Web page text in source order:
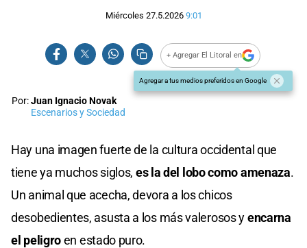
Miércoles 27.5.2026 9:01
+ Agregar El Litoral en
Agregar a tus medios preferidos en Google
Por:Juan Ignacio Novak
Escenarios y Sociedad
Hay una imagen fuerte de la cultura occidental que
tiene ya muchos siglos, es la del lobo como amenaza.
Un animal que acecha, devora a los chicos
desobedientes, asusta a los más valerosos yencarna
el peligroen estado puro.